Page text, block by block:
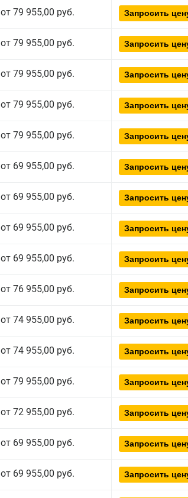
от 79 955,00 руб. Запросить
от 79 955,00 руб. Запросить
от 79 955,00 руб. Запросить
от 79 955,00 руб. Запросить
от 79 955,00 руб. Запросить
от 69 955,00 руб. Запросить
от 69 955,00 руб. Запросить
от 69 955,00 руб. Запросить
от 69 955,00 руб. Запросить
от 76 955,00 руб. Запросить
от 74 955,00 руб. Запросить
от 74 955,00 руб. Запросить
от 79 955,00 руб. Запросить
от 72 955,00 руб. Запросить
от 69 955,00 руб. Запросить
от 69 955,00 руб. Запросить